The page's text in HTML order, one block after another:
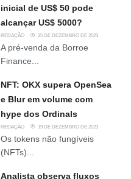
inicial de US$ 50 pode
alcançar US$ 5000?
REDAÇÃO 25 DE DEZEMBRO DE 2023
A pré-venda da Borroe
Finance...
NFT: OKX supera OpenSea
e Blur em volume com
hype dos Ordinals
REDAÇÃO 19 DE DEZEMBRO DE 2023
Os tokens não fungíveis
(NFTs)...
Analista observa fluxos